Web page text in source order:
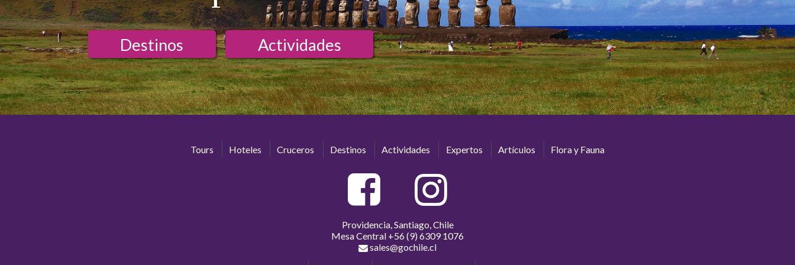
Destinos Actividades
Tours Hoteles Cruceros Destinos Actividades Expertos Artículos Flora y Fauna
Providencia, Santiago, Chile
Mesa Central +56 (9) 6309 1076
sales@gochile.cl